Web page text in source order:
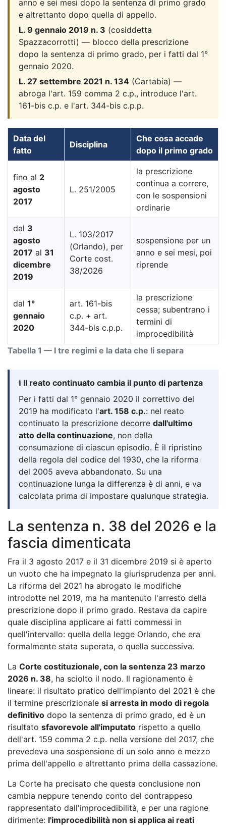
anno e sei mesi dopo la sentenza di primo grado
e altrettanto dopo quella di appello.
L. 9 gennaio 2019 n. 3 (cosiddetta
Spazzacorrotti) — blocco della prescrizione
dopo la sentenza di primo grado, per i fatti dal 1°
gennaio 2020.
L. 27 settembre 2021 n. 134 (Cartabia) —
abroga l'art. 159 comma 2 c.p., introduce l'art.
161-bis c.p. e l'art. 344-bis c.p.p.
Tabella 1 — I tre regimi e la data che li separa
Data del
fatto
Disciplina
Che cosa accade
dopo il primo grado
fino al 2
agosto
2017
L. 251/2005
la prescrizione
continua a correre,
con le sospensioni
ordinarie
dal 3
agosto
2017 al 31
dicembre
2019
L. 103/2017
(Orlando), per
Corte cost.
38/2026
sospensione per un
anno e sei mesi, poi
riprende
dal 1°
gennaio
2020
art. 161-bis
c.p. + art.
344-bis c.p.p.
la prescrizione
cessa; subentrano i
termini di
improcedibilità
ℹ️ Il reato continuato cambia il punto di partenza
Per i fatti dal 1° gennaio 2020 il correttivo del
2019 ha modificato l'art. 158 c.p.: nel reato
continuato la prescrizione decorre dall'ultimo
atto della continuazione, non dalla
consumazione di ciascun episodio. È il ripristino
della regola del codice del 1930, che la riforma
del 2005 aveva abbandonato. Su una
continuazione lunga la differenza è di anni, e va
calcolata prima di impostare qualunque strategia.
La sentenza n. 38 del 2026 e la
fascia dimenticata
Fra il 3 agosto 2017 e il 31 dicembre 2019 si è aperto
un vuoto che ha impegnato la giurisprudenza per anni.
La riforma del 2021 ha abrogato le modifiche
introdotte nel 2019, ma ha mantenuto l'arresto della
prescrizione dopo il primo grado. Restava da capire
quale disciplina applicare ai fatti commessi in
quell'intervallo: quella della legge Orlando, che era
formalmente stata superata, o quella successiva.
La Corte costituzionale, con la sentenza 23 marzo
2026 n. 38, ha sciolto il nodo. Il ragionamento è
lineare: il risultato pratico dell'impianto del 2021 è che
il termine prescrizionale si arresta in modo di regola
definitivo dopo la sentenza di primo grado, ed è un
risultato sfavorevole all'imputato rispetto a quello
dell'art. 159 comma 2 c.p. nella versione del 2017, che
prevedeva una sospensione di un solo anno e mezzo
prima dell'appello e altrettanto prima della cassazione.
La Corte ha precisato che questa conclusione non
cambia neppure tenendo conto del contrappeso
rappresentato dall'improcedibilità, e per una ragione
dirimente: l'improcedibilità non si applica ai reati